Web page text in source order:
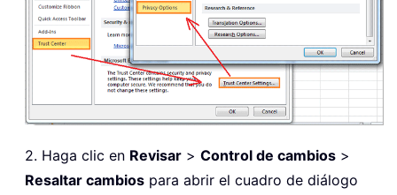
2. Haga clic en Revisar > Control de cambios >
Resaltar cambios para abrir el cuadro de diálogo